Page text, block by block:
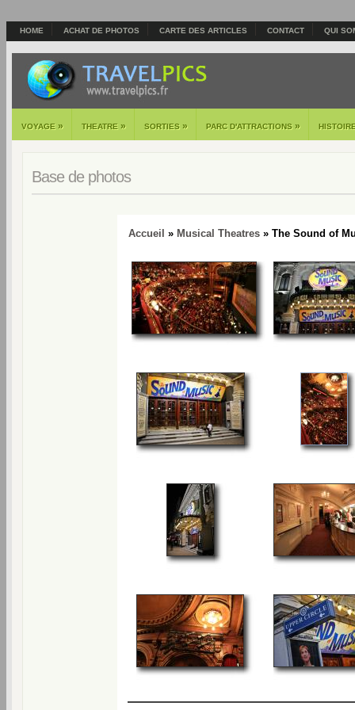
HOME ACHAT DE PHOTOS CARTE DES ARTICLES CONTACT QUI
VOYAGE » THEATRE » SORTIES » PARC D'ATTRACTIONS »
Base de photos
Accueil » Musical Theatres» The Sound of